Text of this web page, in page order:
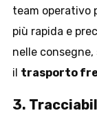
team operativo
più rapida e
nelle consegne,
il trasporto
3.